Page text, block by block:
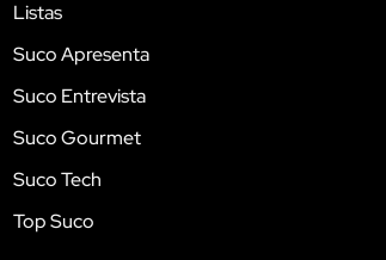
Listas
Suco Apresenta
Suco Entrevista
Suco Gourmet
Suco Tech
Top Suco